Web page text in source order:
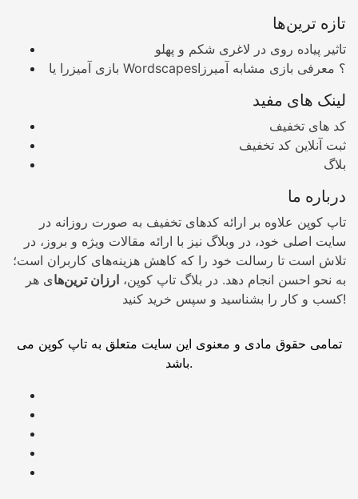
تازه ترین‌ها
تاثیر پیاده روی در لاغری شکم و پهلو
بازی آمیزرا یا Wordscapes؟ معرفی بازی مشابه آمیرزا
لینک های مفید
کد های تخفیف
ثبت آنلاین کد تخفیف
بلاگ
درباره ما
تاپ کوپن علاوه بر ارائه کدهای تخفیف به صورت روزانه در
سایت اصلی خود، در وبلاگ نیز با ارائه مقالات ویژه و بروز، در
تلاش است تا رسالت خود را که کاهش هزینه‌های کاربران است؛
به نحو احسن انجام دهد. در بلاگ تاپ کوپن، ارزان ترین‌های هر
کسب و کار را بشناسید و سپس خرید کنید!
تمامی حقوق مادی و معنوی این سایت متعلق به تاپ کوپن می
باشد.